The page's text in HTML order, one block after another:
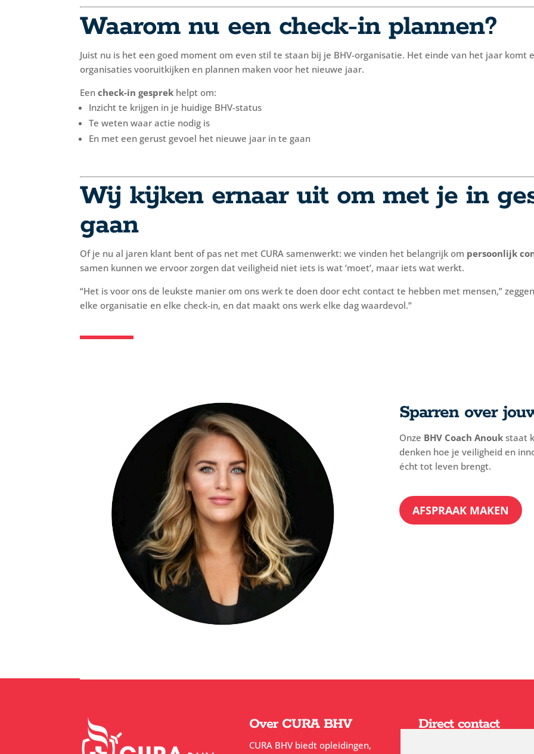
Waarom nu een check-in plannen?
Juist nu is het een goed moment om even stil te staan bij je BHV-organisatie. Het einde van het jaar komt
organisaties vooruitkijken en plannen maken voor het nieuwe jaar.
Eencheck-in gesprek helpt om:
Inzicht te krijgen in je huidige BHV-status
Te weten waar actie nodig is
En met een gerust gevoel het nieuwe jaar in te gaan
Wij kijken ernaar uit om met je in
gaan
Of je nu al jaren klant bent of pas net met CURA samenwerkt: we vinden het belangrijk om persoonlijk
samen kunnen we ervoor zorgen dat veiligheid niet iets is wat ‘moet’, maar iets wat werkt.
“Het is voor ons de leukste manier om ons werk te doen door echt contact te hebben met mensen,”
elke organisatie en elke check-in, en dat maakt ons werk elke dag waardevol.”
Sparren over
Onze BHV Coach Anouk staat
denken hoe je veiligheid en
écht tot leven brengt.
AFSPRAAK MAKEN
Over CURA BHV
CURA BHV biedt opleidingen,
Direct contact